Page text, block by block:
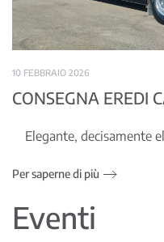
10 FEBBRAIO 2026
CONSEGNA EREDI
Elegante, decisamente
Per saperne di più
Eventi